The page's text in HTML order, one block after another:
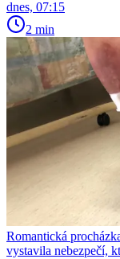
dnes, 07:15
2 min
Romantická
vystavila nebezpečí,